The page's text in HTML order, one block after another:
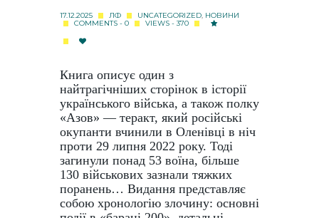
17.12.2025 ЛФ UNCATEGORIZED, НОВИНИ
COMMENTS - 0
VIEWS - 370
Книга описує один з
найтрагічніших сторінок в історії
українського війська, а також полку
«Азов» — теракт, який російські
окупанти вчинили в Оленівці в ніч
проти 29 липня 2022 року. Тоді
загинули понад 53 воїна, більше
130 військових зазнали тяжких
поранень… Видання представляє
собою хронологію злочину: основні